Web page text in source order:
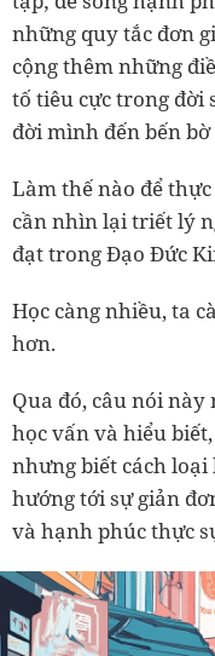
những quy tắc đơn
cộng thêm những
tố tiêu cực trong đời
đời mình đến bến
Làm thế nào để
cần nhìn lại triết lý
đạt trong Đạo Đức
Học càng nhiều, ta
hơn.
Qua đó, câu nói
học vấn và hiểu
nhưng biết cách loại
hướng tới sự giản
và hạnh phúc thực